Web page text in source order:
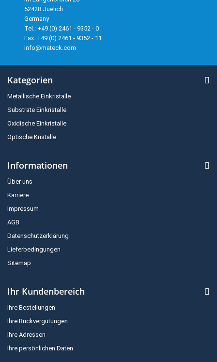
52428 Juelich
Germany
Tel.: +49 (0) 2461 - 9352 - 0
Fax: +49 (0) 2461 - 9352 - 11
info@mateck.com
Kategorien
Metallische Einkristalle
Substrate Einkristalle
Oxidische Einkristalle
Optische Kristalle
Informationen
Über uns
Karriere
Impressum
AGB
Datenschutzerklärung
Lieferbedingungen
Sitemap
Ihr Kundenbereich
Ihre Bestellungen
Ihre Rückvergütungen
Ihre Adressen
Ihre persönlichen Daten